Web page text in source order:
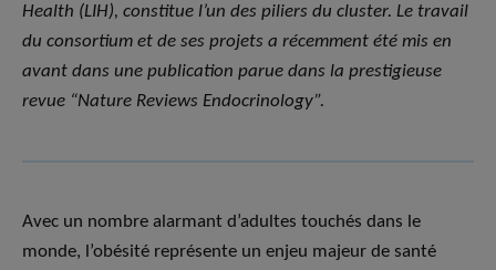
Health (LIH), constitue l’un des piliers du cluster. Le travail
du consortium et de ses projets a récemment été mis en
avant dans une publication parue dans la prestigieuse
revue “Nature Reviews Endocrinology”.
Avec un nombre alarmant d’adultes touchés dans le
monde, l’obésité représente un enjeu majeur de santé